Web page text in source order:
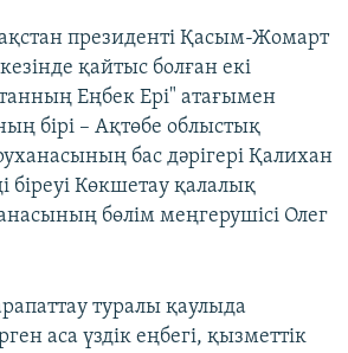
президенті Қасым-Жомарт
қайтыс болған екі
Еңбек Ері" атағымен
бірі – Ақтөбе облыстық
бас дәрігері Қалихан
біреуі Көкшетау қалалық
бөлім меңгерушісі Олег
туралы қаулыда
аса үздік еңбегі, қызметтік